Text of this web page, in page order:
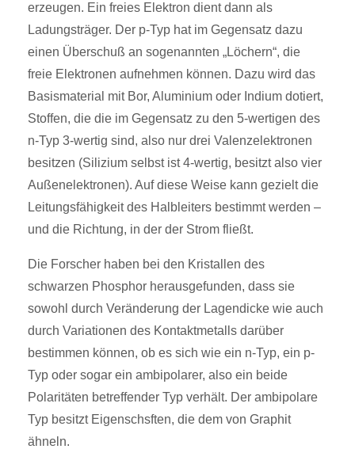
erzeugen. Ein freies Elektron dient dann als
Ladungsträger. Der p-Typ hat im Gegensatz dazu
einen Überschuß an sogenannten „Löchern“, die
freie Elektronen aufnehmen können. Dazu wird das
Basismaterial mit Bor, Aluminium oder Indium dotiert,
Stoffen, die die im Gegensatz zu den 5-wertigen des
n-Typ 3-wertig sind, also nur drei Valenzelektronen
besitzen (Silizium selbst ist 4-wertig, besitzt also vier
Außenelektronen). Auf diese Weise kann gezielt die
Leitungsfähigkeit des Halbleiters bestimmt werden –
und die Richtung, in der der Strom fließt.
Die Forscher haben bei den Kristallen des
schwarzen Phosphor herausgefunden, dass sie
sowohl durch Veränderung der Lagendicke wie auch
durch Variationen des Kontaktmetalls darüber
bestimmen können, ob es sich wie ein n-Typ, ein p-
Typ oder sogar ein ambipolarer, also ein beide
Polaritäten betreffender Typ verhält. Der ambipolare
Typ besitzt Eigenschsften, die dem von Graphit
ähneln.